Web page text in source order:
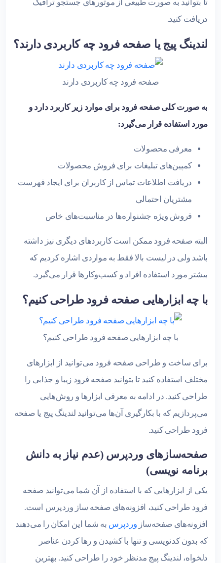
تا بتوانید به صورت طبیعی از موتورهای جستجو ترافیک
دریافت کنید.
لندینگ پیج یا صفحه فرود چه کاربردی دارند؟
صفحه فرود چه کاربردی دارند
به صورت کلی صفحه فرود برای موارد زیر کاربرد دارد و
مورد استفاده قرار می‌گیرد:
معرفی محصولات
کمپین‌های تبلیغات برای فروش محصولات
دریافت اطلاعات تماس از کاربران برای ایجاد فهرست
مشتریان احتمالی
فروش ویژه جشنواره‌ها در مناسبت‌های خاص
البته صفحه فرود ممکن است کاربردهای دیگری نیز داشته
باشد ولی در لیست بالا فقط به مواردی اشاره کردیم که
بیشتر مورد استفاده افراد و کسب‌و‌کارها قرار می‌گیرد.
با چه ابزارهایی صفحه فرود طراحی کنیم؟
با چه ابزارهایی صفحه فرود طراحی کنیم؟
برای ساخت و طراحی صفحه فرود می‌توانید از ابزارهای
مختلف استفاده کنید تا بتوانید صفحه فرود زیبا و جذابی را
طراحی کنید. در ادامه به معرفی ابزارها و روش‌هایی
می‌پردازیم که با بکارگیری آن‌ها می‌توانید لندینگ پیج یا صفحه
فرود طراحی کنید.
صفحه‌سازهای وردپرس (عدم نیاز به دانش
برنامه نویسی)
یکی از ابزارهایی که با استفاده از آن شما می‌توانید صفحه
فرود طراحی کنید، افزونه‌های صفحه ساز وردپرس است.
افزونه‌های صفحه‌ساز وردپرس به شما این امکان را می‌دهند
که بدون کدنویسی و تنها با کشیدن و رها کردن عناصر
دلخواه، لندینگ پیج مدنظر خود را طراحی کنید. بهترین